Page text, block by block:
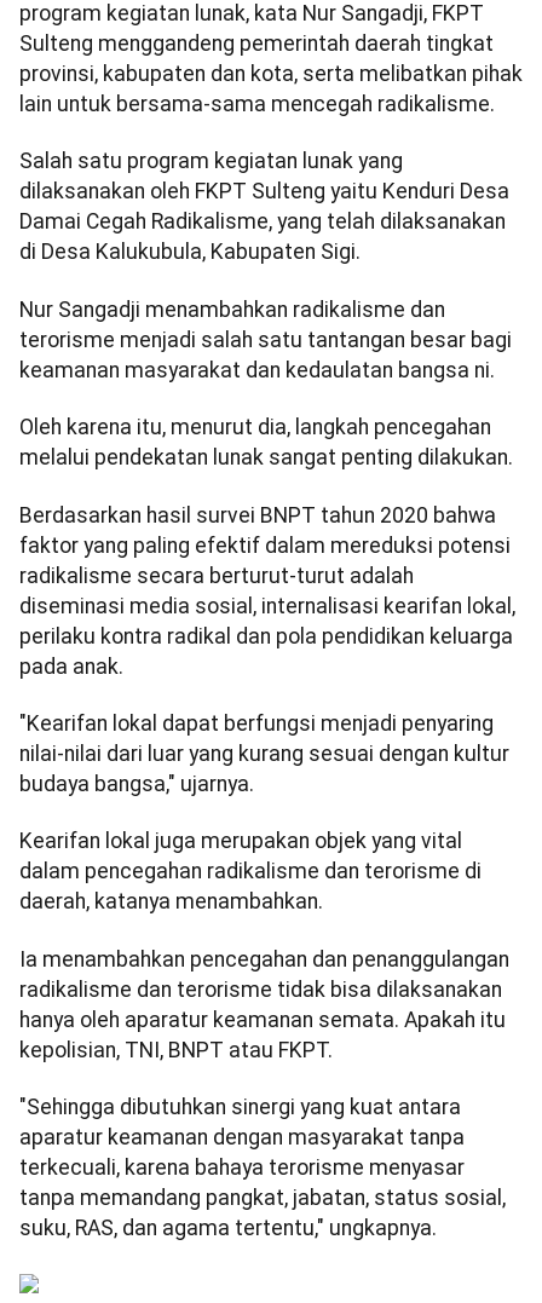
program kegiatan lunak, kata Nur Sangadji, FKPT
Sulteng menggandeng pemerintah daerah tingkat
provinsi, kabupaten dan kota, serta melibatkan pihak
lain untuk bersama-sama mencegah radikalisme.
Salah satu program kegiatan lunak yang
dilaksanakan oleh FKPT Sulteng yaitu Kenduri Desa
Damai Cegah Radikalisme, yang telah dilaksanakan
di Desa Kalukubula, Kabupaten Sigi.
Nur Sangadji menambahkan radikalisme dan
terorisme menjadi salah satu tantangan besar bagi
keamanan masyarakat dan kedaulatan bangsa ni.
Oleh karena itu, menurut dia, langkah pencegahan
melalui pendekatan lunak sangat penting dilakukan.
Berdasarkan hasil survei BNPT tahun 2020 bahwa
faktor yang paling efektif dalam mereduksi potensi
radikalisme secara berturut-turut adalah
diseminasi media sosial, internalisasi kearifan lokal,
perilaku kontra radikal dan pola pendidikan keluarga
pada anak.
"Kearifan lokal dapat berfungsi menjadi penyaring
nilai-nilai dari luar yang kurang sesuai dengan kultur
budaya bangsa," ujarnya.
Kearifan lokal juga merupakan objek yang vital
dalam pencegahan radikalisme dan terorisme di
daerah, katanya menambahkan.
Ia menambahkan pencegahan dan penanggulangan
radikalisme dan terorisme tidak bisa dilaksanakan
hanya oleh aparatur keamanan semata. Apakah itu
kepolisian, TNI, BNPT atau FKPT.
"Sehingga dibutuhkan sinergi yang kuat antara
aparatur keamanan dengan masyarakat tanpa
terkecuali, karena bahaya terorisme menyasar
tanpa memandang pangkat, jabatan, status sosial,
suku, RAS, dan agama tertentu," ungkapnya.